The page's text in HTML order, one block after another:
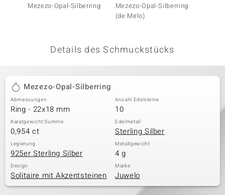
Classics
Mezezo-Opal-Silberring
Mezezo-Opal-Silberring
(de Melo)
Details des Schmuckstücks
Mezezo-Opal-Silberring
Abmessungen
Ring - 22x18 mm
Anzahl Edelsteine
10
Karatgewicht Summe
0,954 ct
Edelmetall
Sterling Silber
Legierung
925er Sterling Silber
Metallgewicht
4 g
Design
Solitaire mit Akzentsteinen
Marke
Juwelo